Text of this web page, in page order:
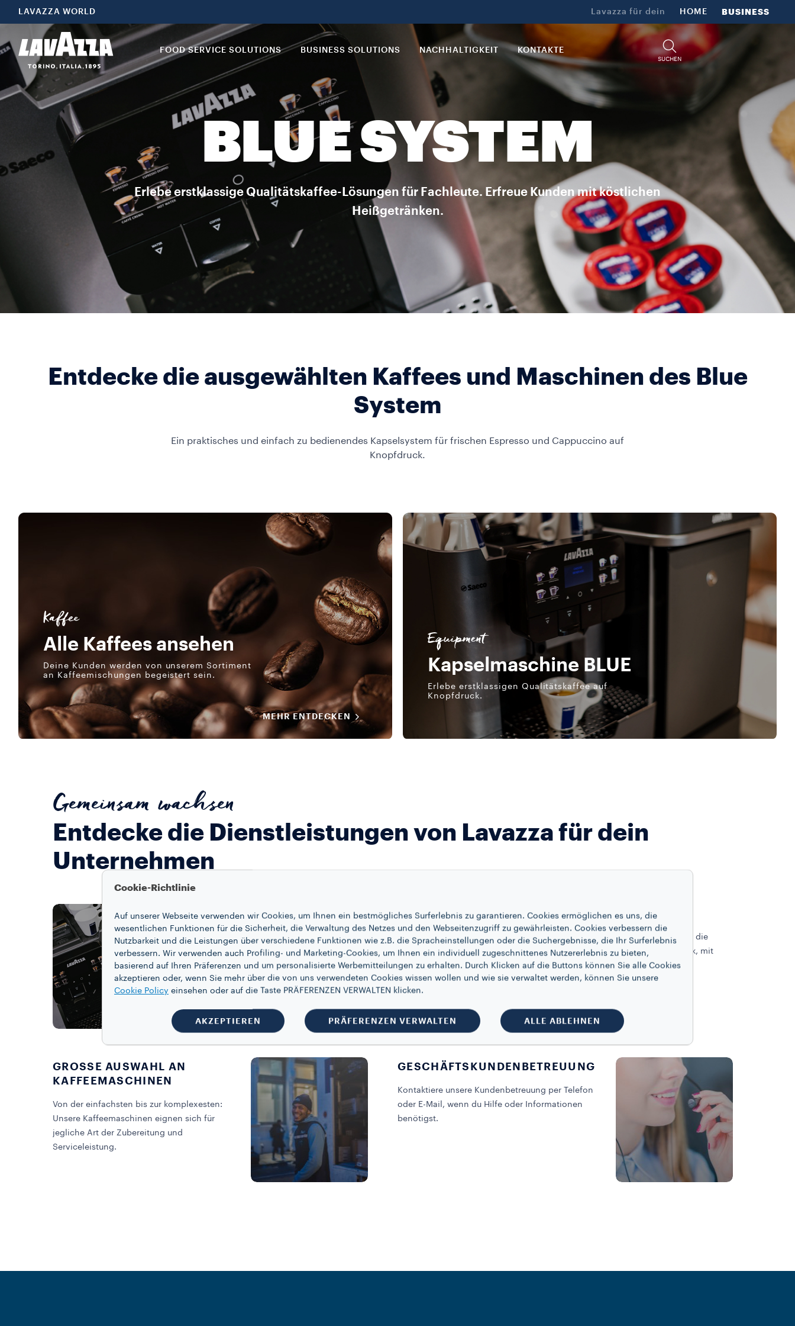
LAVAZZA WORLD Lavazza für dein​ HOME BUSINESS
FOOD SERVICE SOLUTIONS BUSINESS SOLUTIONS NACHHALTIGKEIT KONTAKTE
SUCHEN
BLUE SYSTEM
Erlebe erstklassige Qualitätskaffee-Lösungen für Fachleute. Erfreue Kunden mit köstlichen
Heißgetränken.
Entdecke die ausgewählten Kaffees und Maschinen des Blue
System
Ein praktisches und einfach zu bedienendes Kapselsystem für frischen Espresso und Cappuccino auf
Knopfdruck.
Kaffee
Alle Kaffees ansehen
Deine Kunden werden von unserem Sortiment
an Kaffeemischungen begeistert sein.
MEHR ENTDECKEN
Equipment
Kapselmaschine BLUE
Erlebe erstklassigen Qualitätskaffee auf
Knopfdruck.
Gemeinsam wachsen
Entdecke die Dienstleistungen von Lavazza für dein
Unternehmen
GROSSARTIGE TECHNIK UND K
AFFEE
Die Blue-Technologie garantiert Espresso
und Kaffeerezepte auf Milchbasis in Café-
Qualität.
GROSSE AUSWAHL AN K
AFFEEMASCHINEN
Von der einfachsten bis zur komplexesten:
Unsere Kaffeemaschinen eignen sich für
jegliche Art der Zubereitung und
Serviceleistung.
DIE FEINSTE AUSWAHL
Aromatisch, ausgewogen oder intensiv, die
perfekte Mischung für jeden Geschmack, mit
langanhaltender Frische.
GESCHÄFTSKUNDENBETREUUNG
Kontaktiere unsere Kundenbetreuung per Telefon
oder E-Mail, wenn du Hilfe oder Informationen
benötigst.
Cookie-Richtlinie
Auf unserer Webseite verwenden wir Cookies, um Ihnen ein bestmögliches Surferlebnis zu garantieren. Cookies ermöglichen es uns, die
wesentlichen Funktionen für die Sicherheit, die Verwaltung des Netzes und den Webseitenzugriff zu gewährleisten. Cookies verbessern die
Nutzbarkeit und die Leistungen über verschiedene Funktionen wie z.B. die Spracheinstellungen oder die Suchergebnisse, die Ihr Surferlebnis
verbessern. Wir verwenden auch Profiling- und Marketing-Cookies, um Ihnen ein individuell zugeschnittenes Nutzererlebnis zu bieten,
basierend auf Ihren Präferenzen und um personalisierte Werbemitteilungen zu erhalten. Durch Klicken auf die Buttons können Sie alle Cookies
akzeptieren oder, wenn Sie mehr über die von uns verwendeten Cookies wissen wollen und wie sie verwaltet werden, können Sie unsere
Cookie Policy einsehen oder auf die Taste PRÄFERENZEN VERWALTEN klicken.
AKZEPTIEREN PRÄFERENZEN VERWALTEN ALLE ABLEHNEN